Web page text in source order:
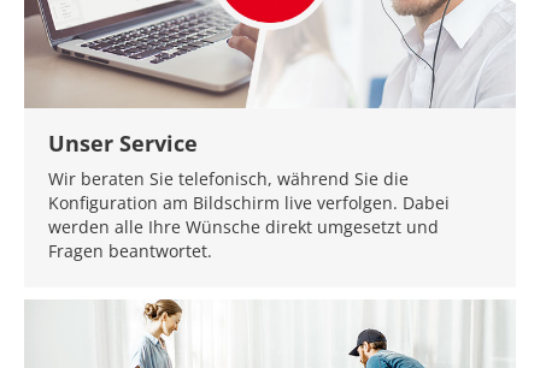
Unser Service
Wir beraten Sie telefonisch, während Sie die
Konfiguration am Bildschirm live verfolgen. Dabei
werden alle Ihre Wünsche direkt umgesetzt und
Fragen beantwortet.